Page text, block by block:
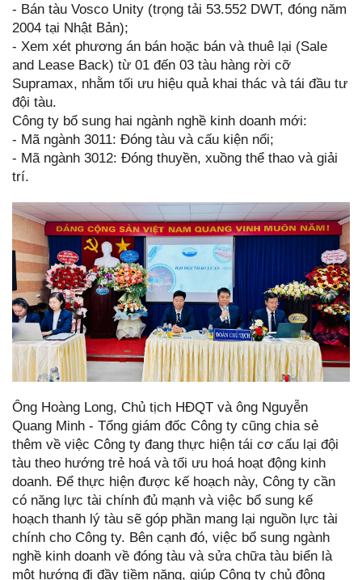
- Bán tàu Vosco Unity (trọng tải 53.552 DWT, đóng năm
2004 tại Nhật Bản);
- Xem xét phương án bán hoặc bán và thuê lại (Sale
and Lease Back) từ 01 đến 03 tàu hàng rời cỡ
Supramax, nhằm tối ưu hiệu quả khai thác và tái đầu tư
đội tàu.
Công ty bổ sung hai ngành nghề kinh doanh mới:
- Mã ngành 3011: Đóng tàu và cấu kiện nổi;
- Mã ngành 3012: Đóng thuyền, xuồng thể thao và giải
trí.
Ông Hoàng Long, Chủ tịch HĐQT và ông Nguyễn
Quang Minh - Tổng giám đốc Công ty cũng chia sẻ
thêm về việc Công ty đang thực hiện tái cơ cấu lại đội
tàu theo hướng trẻ hoá và tối ưu hoá hoạt động kinh
doanh. Để thực hiện được kế hoạch này, Công ty cần
có năng lực tài chính đủ mạnh và việc bổ sung kế
hoạch thanh lý tàu sẽ góp phần mang lại nguồn lực tài
chính cho Công ty. Bên cạnh đó, việc bổ sung ngành
nghề kinh doanh về đóng tàu và sửa chữa tàu biển là
một hướng đi đầy tiềm năng, giúp Công ty chủ động